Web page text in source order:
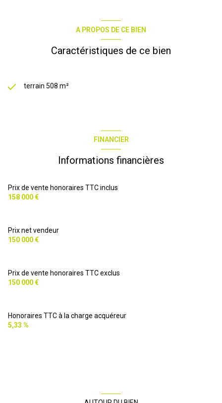
A PROPOS DE CE BIEN
Caractéristiques de ce bien
terrain 508 m²
FINANCIER
Informations financières
Prix de vente honoraires TTC inclus
158 000 €
Prix net vendeur
150 000 €
Prix de vente honoraires TTC exclus
150 000 €
Honoraires TTC à la charge acquéreur
5,33 %